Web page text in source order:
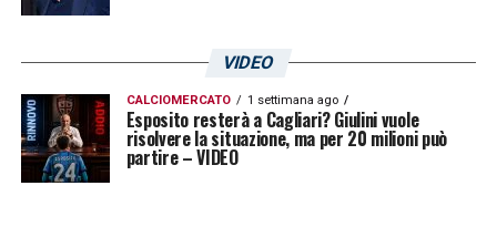
VIDEO
CALCIOMERCATO 1 settimana ago
Esposito resterà a Cagliari? Giulini vuole
risolvere la situazione, ma per 20 milioni può
partire – VIDEO